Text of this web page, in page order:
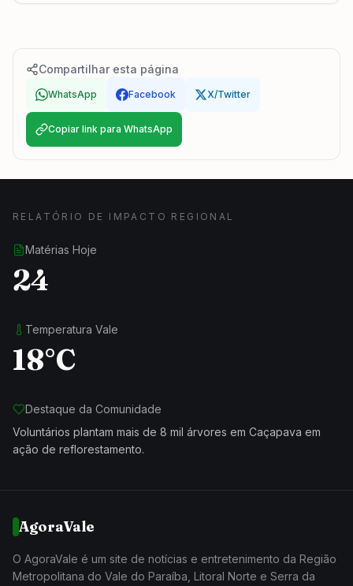
Compartilhar esta página
WhatsApp Facebook X/Twitter
Copiar link para WhatsApp
RELATÓRIO DE IMPACTO REGIONAL
Matérias Hoje
24
Temperatura Vale
18°C
Destaque da Comunidade
Voluntários plantam mais de 8 mil árvores em Caçapava em
ação de reflorestamento.
AgoraVale
O AgoraVale é um site de notícias e entretenimento da Região
Metropolitana do Vale do Paraíba, Litoral Norte e Serra da